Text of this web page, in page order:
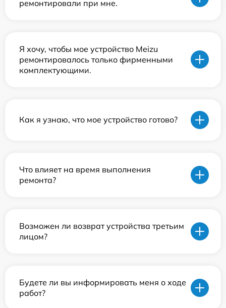
ремонтировали при мне.
Я хочу, чтобы мое устройство Meizu
ремонтировалось только фирменными
комплектующими.
Как я узнаю, что мое устройство готово?
Что влияет на время выполнения
ремонта?
Возможен ли возврат устройства третьим
лицом?
Будете ли вы информировать меня о ходе
работ?